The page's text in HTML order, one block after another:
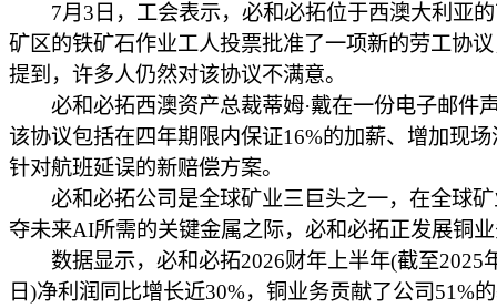
7月3日，工会表示，必和必拓位于西澳大利亚的
矿区的铁矿石作业工人投票批准了一项新的劳工协
提到，许多人仍然对该协议不满意。
必和必拓西澳资产总裁蒂姆·戴在一份电子邮件
该协议包括在四年期限内保证16%的加薪、增加现
针对航班延误的新赔偿方案。
必和必拓公司是全球矿业三巨头之一，在全球矿
夺未来AI所需的关键金属之际，必和必拓正发展铜
数据显示，必和必拓2026财年上半年(截至2025
日)净利润同比增长近30%，铜业务贡献了公司51%